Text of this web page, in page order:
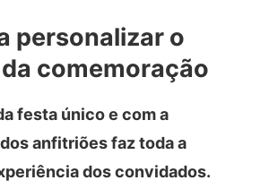
personalizar o
comemoração
festa único e com a
anfitriões faz toda a
dos convidados.